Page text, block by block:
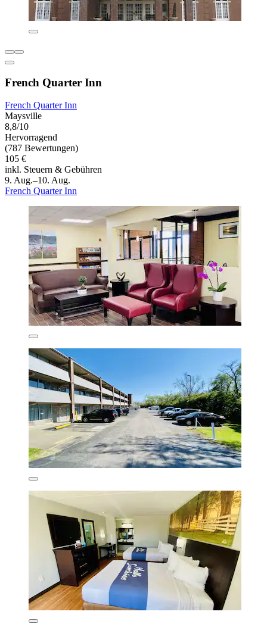
French Quarter Inn
French Quarter Inn
Maysville
8,8/10
Hervorragend
(787 Bewertungen)
105 €
inkl. Steuern & Gebühren
9. Aug.–10. Aug.
French Quarter Inn